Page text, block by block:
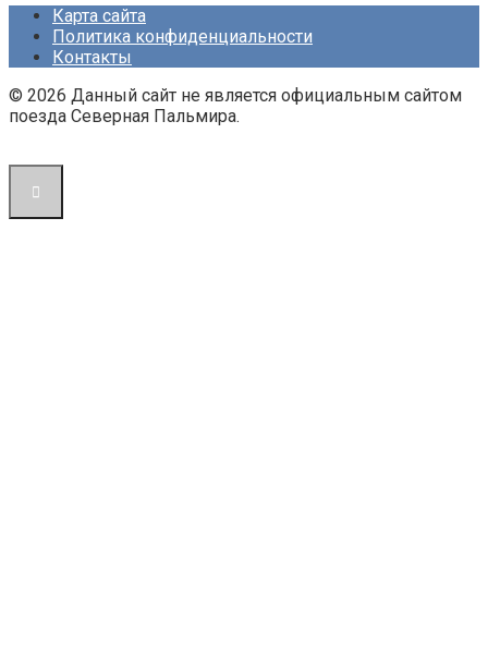
Карта сайта
Политика конфиденциальности
Контакты
© 2026 Данный сайт не является официальным сайтом
поезда Северная Пальмира.